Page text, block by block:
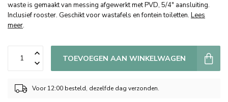
waste is gemaakt van messing afgewerkt met PVD, 5/4" aansluiting.
Inclusief rooster. Geschikt voor wastafels en fontein toiletten. Lees
meer.
TOEVOEGEN AAN WINKELWAGEN
Voor 12:00 besteld, dezelfde dag verzonden.